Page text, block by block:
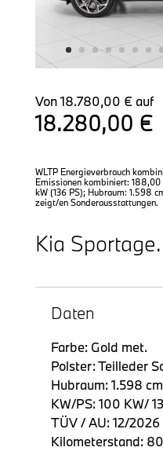
Von 18.780,00 € auf
18.280,00 €
WLTP Energieverbrauch
Emissionen kombiniert:
kW (136 PS); Hubraum: 1.598
zeigt/en Sonderausstattungen.
Kia Sportage.
Daten
Farbe: Gold met.
Polster: Teilleder
Hubraum: 1.598 cm
KW/PS: 100 KW/
TÜV / AU: 12/2026
Kilometerstand: